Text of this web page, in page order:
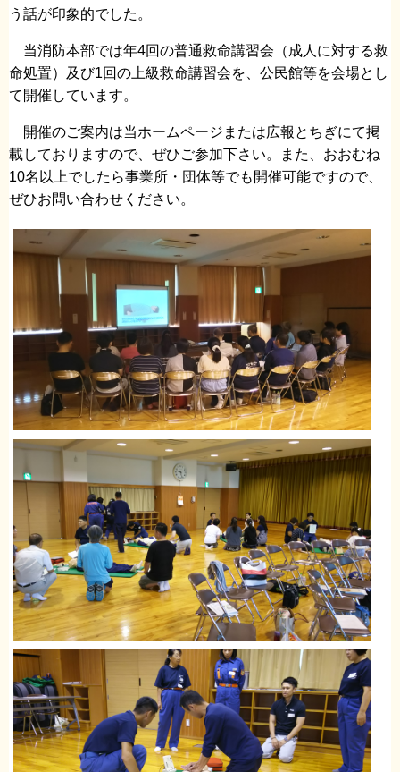
う話が印象的でした。
当消防本部では年4回の普通救命講習会（成人に対する救
命処置）及び1回の上級救命講習会を、公民館等を会場とし
て開催しています。
開催のご案内は当ホームページまたは広報とちぎにて掲
載しておりますので、ぜひご参加下さい。また、おおむね
10名以上でしたら事業所・団体等でも開催可能ですので、
ぜひお問い合わせください。